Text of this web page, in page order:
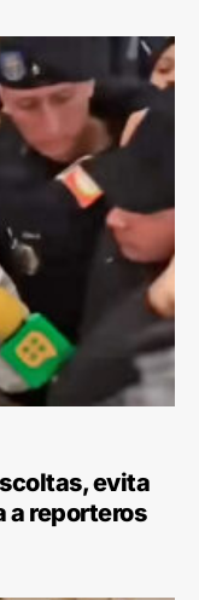
evita
a reporteros